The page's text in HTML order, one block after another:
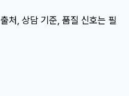
출처, 상담 기준, 품질 신호는 필